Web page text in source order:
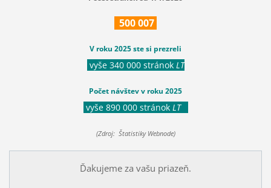
500007
V roku 2025 ste si prezreli
vyše 340 000 stránok LT
Počet návštev v roku 2025
vyše 890 000 stránok LT
(Zdroj: Štatistiky Webnode)
Ďakujeme za vašu priazeň.